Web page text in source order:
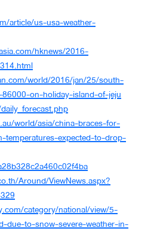
article/us-usa-weather-
hknews/2016-
world/2016/jan/25/south-
on-holiday-island-of-jeju
world/asia/china-braces-for-
expected-to-drop-
Around/ViewNews.aspx?
category/national/view/5-
due-to-snow-severe-weather-in-